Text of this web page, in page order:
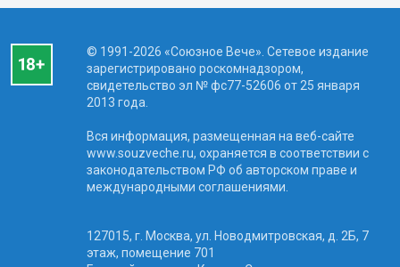
© 1991-2026 «Союзное Вече». Сетевое издание
зарегистрировано роскомнадзором,
свидетельство эл № фc77-52606 от 25 января
2013 года.
Вся информация, размещенная на веб-сайте
www.souzveche.ru, охраняется в соответствии с
законодательством РФ об авторском праве и
международными соглашениями.
127015, г. Москва, ул. Новодмитровская, д. 2Б, 7
этаж, помещение 701